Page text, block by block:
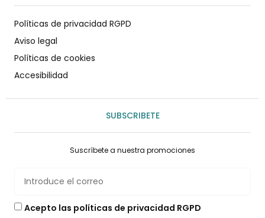
Políticas de privacidad RGPD
Aviso legal
Políticas de cookies
Accesibilidad
SUBSCRIBETE
Suscríbete a nuestra promociones
Acepto las políticas de privacidad RGPD